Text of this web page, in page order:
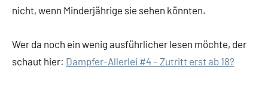
nicht, wenn Minderjährige sie sehen könnten.
Wer da noch ein wenig ausführlicher lesen möchte, der
schaut hier: Dampfer-Allerlei #4 – Zutritt erst ab 18?